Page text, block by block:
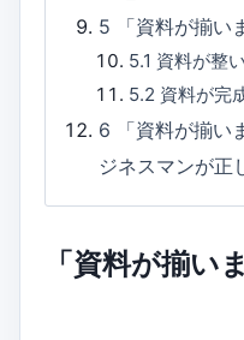
5
「資料が揃
5.1 資料が整
5.2 資料が完
6
「資料が揃
ジネスマンが正
「資料が揃い